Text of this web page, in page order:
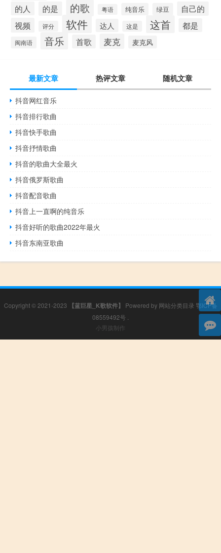
的人 的是 的歌 粤语 纯音乐 绿豆 自己的
视频 评分 软件 达人 这是 这首 都是
闽南语 音乐 首歌 麦克 麦克风
最新文章 热评文章 随机文章
抖音网红音乐
抖音排行歌曲
抖音快手歌曲
抖音抒情歌曲
抖音的歌曲大全最火
抖音俄罗斯歌曲
抖音配音歌曲
抖音上一直啊的纯音乐
抖音好听的歌曲2022年最火
抖音东南亚歌曲
Copyright © 2021-2023 【蓝巨星_K歌软件】 Powered by 网站分类目录 鄂ICP备
08559492号
小男孩制作